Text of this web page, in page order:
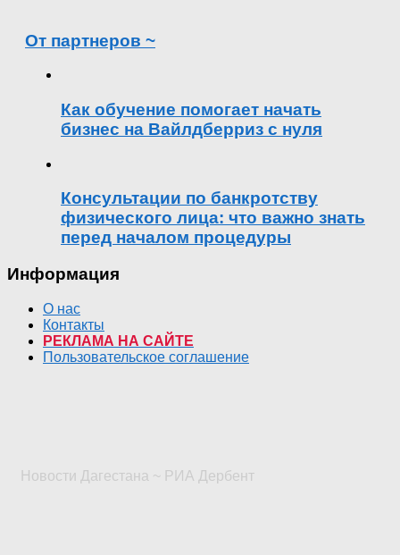
От партнеров ~
Как обучение помогает начать
бизнес на Вайлдберриз с нуля
Консультации по банкротству
физического лица: что важно знать
перед началом процедуры
Информация
О нас
Контакты
РЕКЛАМА НА САЙТЕ
Пользовательское соглашение
Новости Дагестана ~ РИА Дербент